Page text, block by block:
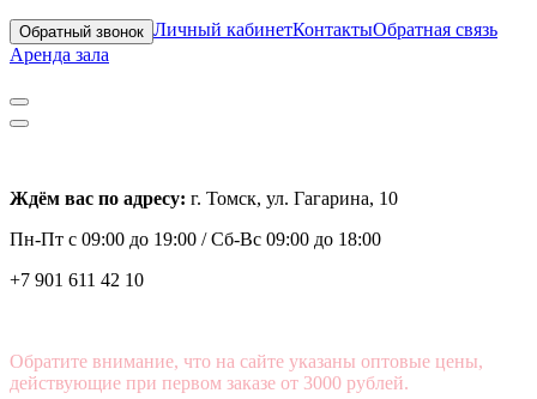
Обратный звонок Личный кабинетКонтактыОбратная связь
Аренда зала
Ждём вас по адресу: г. Томск, ул. Гагарина, 10
Пн-Пт с 09:00 до 19:00 /Сб-Вс 09:00 до 18:00
+7 901 611 42 10
Обратите внимание, что на сайте указаны оптовые цены,
действующие при первом заказе от 3000 рублей.